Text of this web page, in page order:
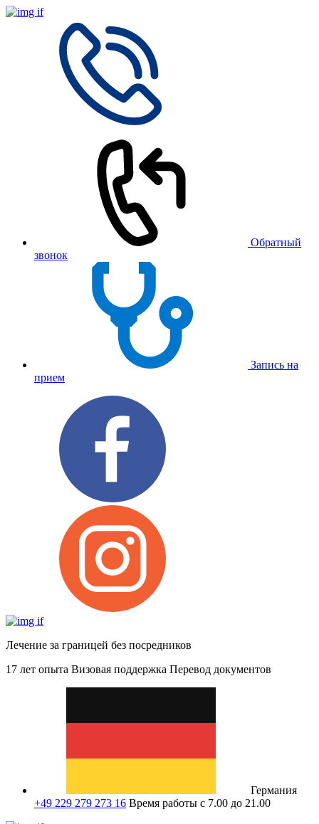
Обратный
звонок
Запись на
прием
Лечение за границей без посредников
17 лет опыта Визовая поддержка Перевод документов
Германия
+49 229 279 273 16 Время работы с 7.00 до 21.00